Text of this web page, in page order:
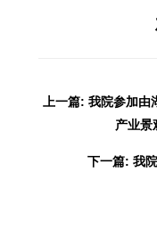
上一篇: 我院参加
产业景
下一篇: 我